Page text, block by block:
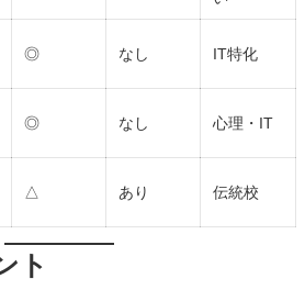
◎ なし IT特化
◎ なし 心理・IT
△ あり 伝統校
ト